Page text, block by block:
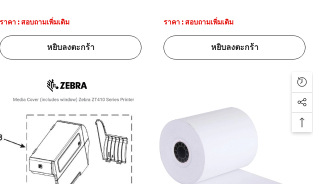
ราคา : สอบถามเพิ่มเติม
หยิบลงตะกร้า
ราคา : สอบถามเพิ่มเติม
หยิบลงตะกร้า